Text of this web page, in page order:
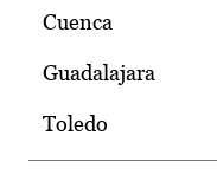
Cuenca
Guadalajara
Toledo